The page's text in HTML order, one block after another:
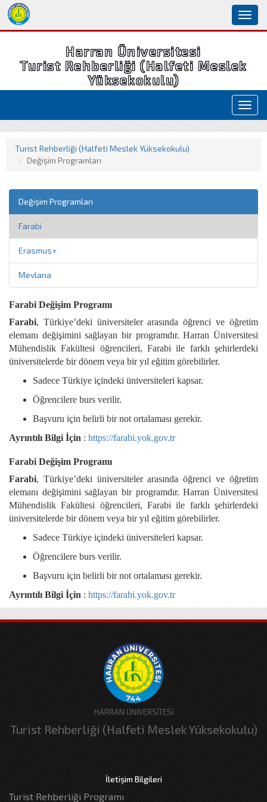
Harran Üniversitesi
Turist Rehberliği (Halfeti Meslek
Yüksekokulu)
Turist Rehberliği (Halfeti Meslek Yüksekokulu)
Değişim Programları
Değişim Programları
Farabi
Erasmus+
Mevlana
Farabi Değişim Programı
Farabi, Türkiye’deki üniversiteler arasında öğrenci ve öğretim
elemanı değişimini sağlayan bir programdır. Harran Üniversitesi
Mühendislik Fakültesi öğrencileri, Farabi ile farklı şehirlerdeki
üniversitelerde bir dönem veya bir yıl eğitim görebilirler.
Sadece Türkiye içindeki üniversiteleri kapsar.
Öğrencilere burs verilir.
Başvuru için belirli bir not ortalaması gerekir.
Ayrıntılı Bilgi İçin : https://farabi.yok.gov.tr
Farabi Değişim Programı
Farabi, Türkiye’deki üniversiteler arasında öğrenci ve öğretim
elemanı değişimini sağlayan bir programdır. Harran Üniversitesi
Mühendislik Fakültesi öğrencileri, Farabi ile farklı şehirlerdeki
üniversitelerde bir dönem veya bir yıl eğitim görebilirler.
Sadece Türkiye içindeki üniversiteleri kapsar.
Öğrencilere burs verilir.
Başvuru için belirli bir not ortalaması gerekir.
Ayrıntılı Bilgi İçin : https://farabi.yok.gov.tr
HARRAN ÜNİVERSİTESİ
Turist Rehberliği (Halfeti Meslek Yüksekokulu)
İletişim Bilgileri
Turist Rehberliği Programı